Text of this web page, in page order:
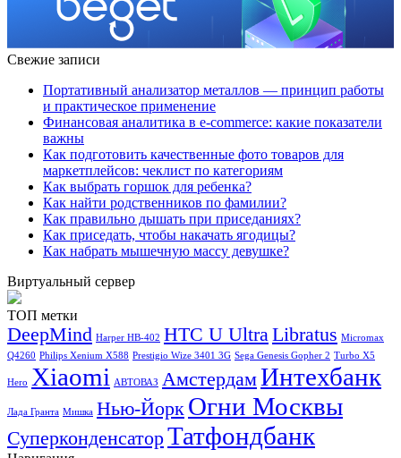
Свежие записи
Портативный анализатор металлов — принцип работы
и практическое применение
Финансовая аналитика в e-commerce: какие показатели
важны
Как подготовить качественные фото товаров для
маркетплейсов: чеклист по категориям
Как выбрать горшок для ребенка?
Как найти родственников по фамилии?
Как правильно дышать при приседаниях?
Как приседать, чтобы накачать ягодицы?
Как набрать мышечную массу девушке?
Виртуальный сервер
ТОП метки
DeepMind Harper HB-402 HTC U UltraLibratus Micromax
Q4260 Philips Xenium X588 Prestigio Wize 3401 3G Sega Genesis Gopher 2 Turbo X5
Hero Xiaomi АВТОВАЗ АмстердамИнтехбанк
Лада Гранта Мишка Нью-Йорк Огни Москвы
СуперконденсаторТатфондбанк